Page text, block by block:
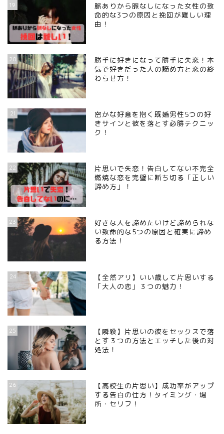
19
脈ありから脈なしになった女性の致
命的な3つの原因と挽回が難しい理
由！
20
勝手に好きになって勝手に失恋！本
気で好きだった人の諦め方と恋の終
わらせ方！
21
密かな好意を抱く既婚男性5つの好
きサインと彼を落とす必勝テクニッ
ク！
22
片思いで失恋！告白してない不完全
燃焼な恋を完璧に断ち切る「正しい
諦め方」！
23
好きな人を諦めたいけど諦められな
い致命的な5つの原因と確実に諦め
る方法！
24
【全然アリ】いい歳して片思いする
「大人の恋」３つの魅力！
25
【瞬殺】片思いの彼をセックスで落
とす３つの方法とエッチした後の対
処法！
26
【高校生の片思い】成功率がアップ
する告白の仕方！タイミング・場
所・セリフ！